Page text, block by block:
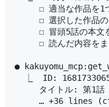
☐ 適当な作品を1
☐ 選択した作品
☐ 冒頭5話の本文
☐ 読んだ内容を
●
⎿  ID:
タイトル: 第1話
… +36 lines